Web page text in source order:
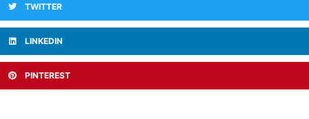
TWITTER
LINKEDIN
PINTEREST